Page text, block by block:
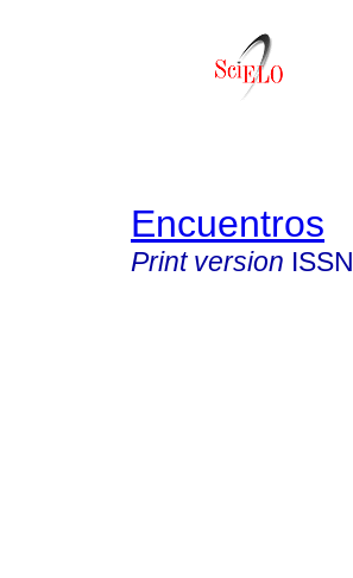
Encuentros
Print version ISSN